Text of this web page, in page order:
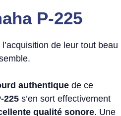
P-225
de leur tout beau
authentique de ce
225 s’en sort effectivement
qualité sonore. Une